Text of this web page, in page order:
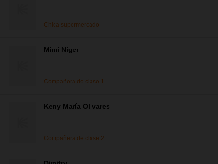
Chica supermercado
Mimi Niger
Compañera de clase 1
Keny María Olivares
Compañera de clase 2